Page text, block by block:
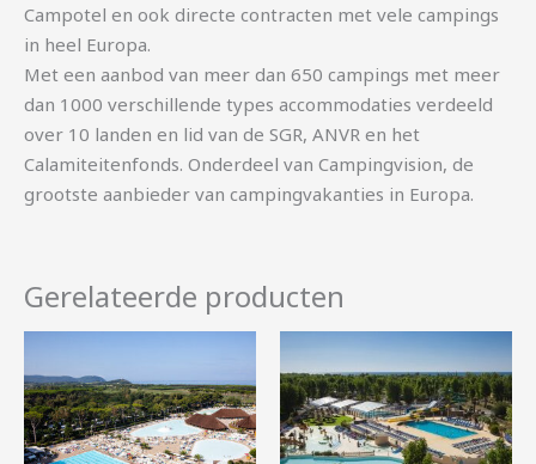
Campotel en ook directe contracten met vele campings
in heel Europa.
Met een aanbod van meer dan 650 campings met meer
dan 1000 verschillende types accommodaties verdeeld
over 10 landen en lid van de SGR, ANVR en het
Calamiteitenfonds. Onderdeel van Campingvision, de
grootste aanbieder van campingvakanties in Europa.
Gerelateerde producten